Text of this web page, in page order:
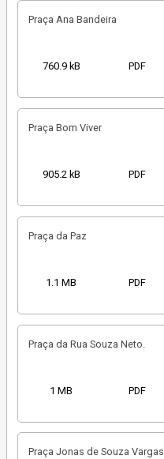
Praça Ana Bandeira
760.9 kB PDF
Praça Bom Viver
905.2 kB PDF
Praça da Paz
1.1 MB PDF
Praça da Rua Souza Neto.
1 MB PDF
Praça Jonas de Souza Vargas